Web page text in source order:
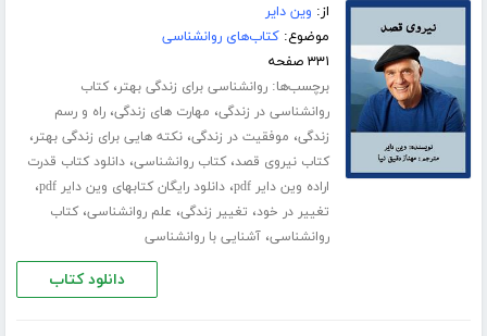
از: وین دایر
موضوع:کتاب‌های روانشناسی
۳۳۱ صفحه
برچسب‌ها:روانشناسی برای زندگی بهتر،کتاب
روانشناسی در زندگی، مهارت های زندگی،راه و رسم
زندگی، موفقیت در زندگی،نکته هایی برای زندگی بهتر،
کتاب نیروی قصد،کتاب روانشناسی،دانلود کتاب قدرت
اراده وین دایر pdf
،دانلود رایگان کتابهای وین دایر pdf ،
تغییر در خود، تغییر زندگی، علم روانشناسی،کتاب
روانشناسی،آشنایی با روانشناسی
دانلود کتاب